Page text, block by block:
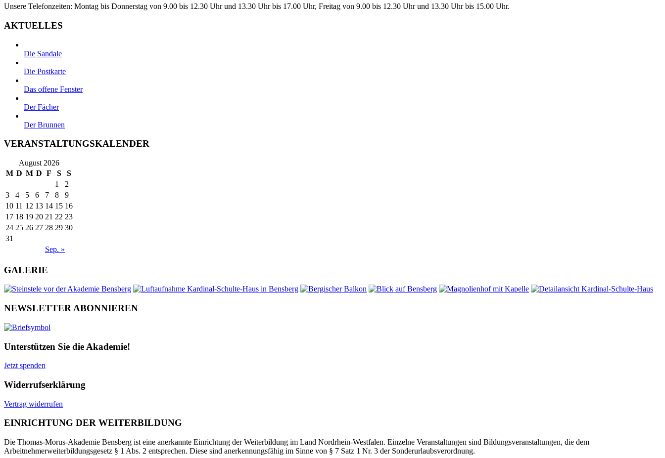
Unsere Telefonzeiten: Montag bis Donnerstag von 9.00 bis 12.30 Uhr und 13.30 Uhr bis 17.00 Uhr, Freitag von 9.00 bis 12.30 Uhr und 13.30 Uhr bis 15.00 Uhr.
AKTUELLES
Die Sandale
Die Postkarte
Das offene Fenster
Der Fächer
Der Brunnen
VERANSTALTUNGSKALENDER
August 2026
M D M D F S S
Sep. »
1
2
3
4 5 6 7 8
9
10 11 12 13 14 15 16
17 18 19 20 21 22 23
24 25 26 27 28 29 30
31
GALERIE
NEWSLETTER ABONNIEREN
Unterstützen Sie die Akademie!
Jetzt spenden
Widerrufserklärung
Vertrag widerrufen
EINRICHTUNG DER WEITERBILDUNG
Die Thomas-Morus-Akademie Bensberg ist eine anerkannte Einrichtung der Weiterbildung im Land Nordrhein-Westfalen. Einzelne Veranstaltungen sind Bildungsveranstaltungen, die dem
Arbeitnehmerweiterbildungsgesetz § 1 Abs. 2 entsprechen. Diese sind anerkennungsfähig im Sinne von § 7 Satz 1 Nr. 3 der Sonderurlaubsverordnung.